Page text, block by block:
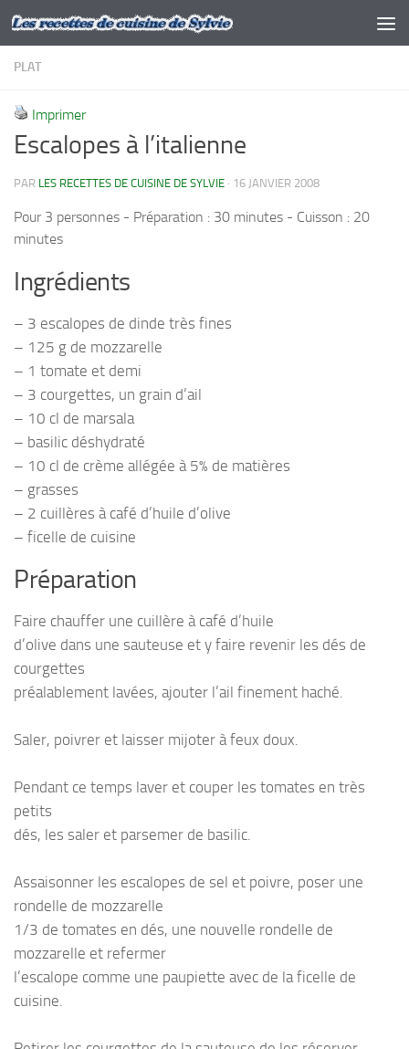
Skip to content
PLAT
Imprimer
Escalopes à l’italienne
PAR LES RECETTES DE CUISINE DE SYLVIE · 16 JANVIER 2008
Pour 3 personnes - Préparation : 30 minutes - Cuisson : 20
minutes
Ingrédients
– 3 escalopes de dinde très fines
– 125 g de mozzarelle
– 1 tomate et demi
– 3 courgettes, un grain d’ail
– 10 cl de marsala
– basilic déshydraté
– 10 cl de crème allégée à 5% de matières
– grasses
– 2 cuillères à café d’huile d’olive
– ficelle de cuisine
Préparation
Faire chauffer une cuillère à café d’huile
d’olive dans une sauteuse et y faire revenir les dés de
courgettes
préalablement lavées, ajouter l’ail finement haché.
Saler, poivrer et laisser mijoter à feux doux.
Pendant ce temps laver et couper les tomates en très
petits
dés, les saler et parsemer de basilic.
Assaisonner les escalopes de sel et poivre, poser une
rondelle de mozzarelle
1/3 de tomates en dés, une nouvelle rondelle de
mozzarelle et refermer
l’escalope comme une paupiette avec de la ficelle de
cuisine.